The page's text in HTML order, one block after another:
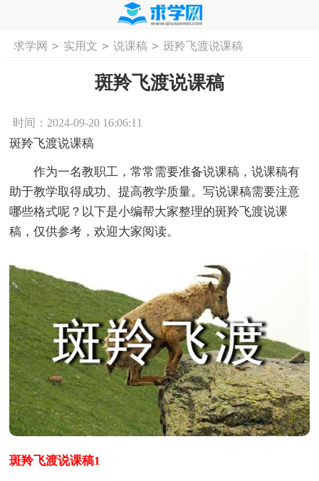
首页 工作计划 活动计划 学习计划
求学网 > 实用文 > 说课稿 > 斑羚飞渡说课稿
斑羚飞渡说课稿
时间：2024-09-20 16:06:11
斑羚飞渡说课稿
作为一名教职工，常常需要准备说课稿，说课稿有
助于教学取得成功、提高教学质量。写说课稿需要注意
哪些格式呢？以下是小编帮大家整理的斑羚飞渡说课
稿，仅供参考，欢迎大家阅读。
斑羚飞渡说课稿1